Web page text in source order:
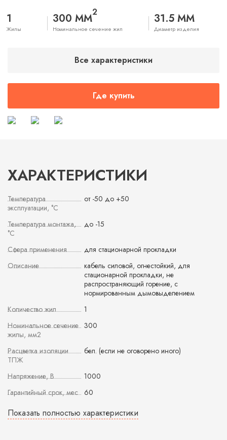
1
Жилы
300 ММ2
Номинальное сечение жил
31.5 ММ
Диаметр изделия
Все характеристики
Где купить
ХАРАКТЕРИСТИКИ
Температура
эксплуатации, °С
от -50 до +50
Температура монтажа,
°С
до -15
Сфера применения
для стационарной прокладки
Описание
кабель силовой, огнестойкий, для
стационарной прокладки, не
распространяющий горение, с
нормированным дымовыделением
Количество жил
1
Номинальное сечение
жилы, мм2
300
Расцветка изоляции
ТПЖ
бел. (если не оговорено иного)
Напряжение, В
1000
Гарантийный срок, мес
60
Показать полностью характеристики